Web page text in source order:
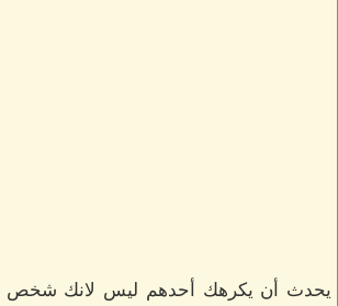
يحدث أن يكرهك أحدهم ليس لانك شخص